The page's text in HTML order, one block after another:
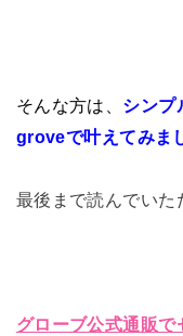
そんな方は、 シンプ
groveで叶えてみま
最後まで読んでいた
グローブ公式通販で